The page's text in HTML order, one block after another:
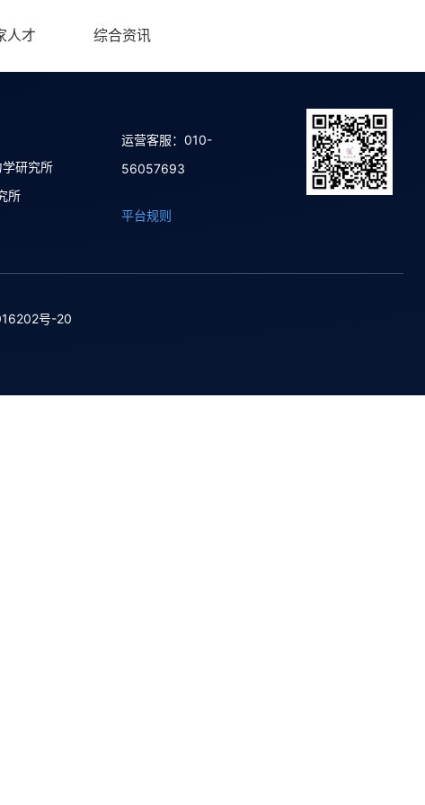
人才 综合资讯
学研究所
所
运营客服：010-
56057693
平台规则
号-20